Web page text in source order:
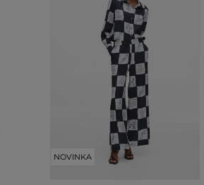
NOVINKA